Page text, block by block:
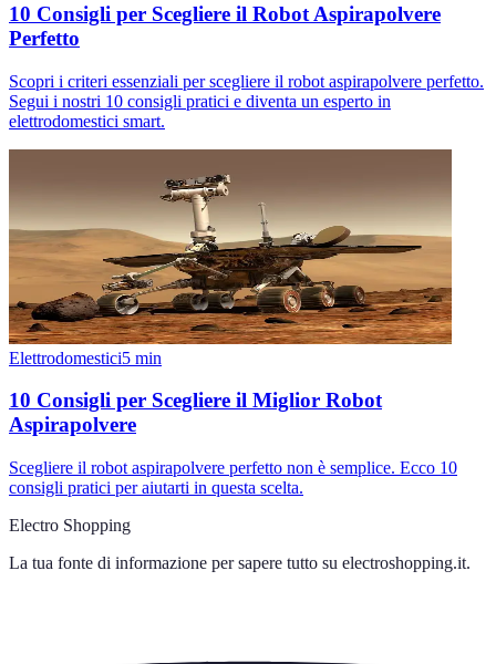
10 Consigli per Scegliere il Robot Aspirapolvere
Perfetto
Scopri i criteri essenziali per scegliere il robot aspirapolvere perfetto.
Segui i nostri 10 consigli pratici e diventa un esperto in
elettrodomestici smart.
Elettrodomestici5 min
10 Consigli per Scegliere il Miglior Robot
Aspirapolvere
Scegliere il robot aspirapolvere perfetto non è semplice. Ecco 10
consigli pratici per aiutarti in questa scelta.
Electro Shopping
La tua fonte di informazione per sapere tutto su electroshopping.it.